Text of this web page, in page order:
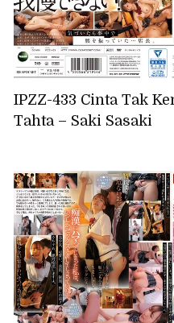
IPZZ-433 Cinta Tak
Tahta – Saki Sasaki